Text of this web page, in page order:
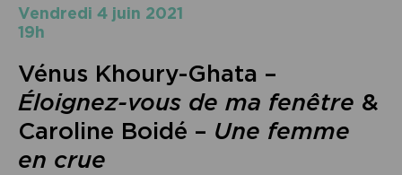
vendredi 4 juin 2021
19h
Vénus Khoury-Ghata –
Éloignez-vous de ma fenêtre &
Caroline Boidé – Une femme
en crue